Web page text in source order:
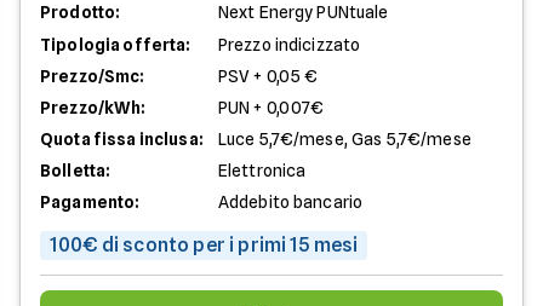
Prodotto:
Next Energy PUNtuale
Tipologia offerta:
Prezzo indicizzato
Prezzo/Smc:
PSV + 0,05 €
Prezzo/kWh:
PUN + 0,007€
Quota fissa inclusa:
Luce 5,7€/mese, Gas 5,7€/mese
Bolletta:
Elettronica
Pagamento:
Addebito bancario
100€ di sconto per i primi 15 mesi